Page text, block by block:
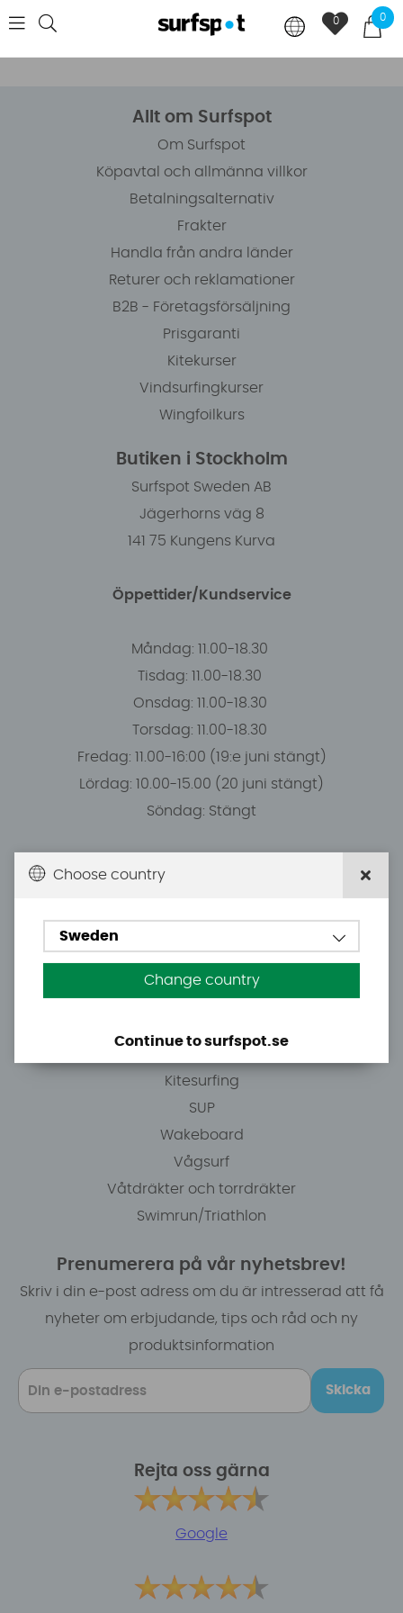
0
0
Allt om Surfspot
Om Surfspot
Köpavtal och allmänna villkor
Betalningsalternativ
Frakter
Handla från andra länder
Returer och reklamationer
B2B - Företagsförsäljning
Prisgaranti
Kitekurser
Vindsurfingkurser
Wingfoilkurs
Butiken i Stockholm
Surfspot Sweden AB
Jägerhorns väg 8
141 75 Kungens Kurva
Öppettider/Kundservice
Måndag: 11.00-18.30
Tisdag: 11.00-18.30
Onsdag: 11.00-18.30
Torsdag: 11.00-18.30
Fredag: 11.00-16:00 (19:e juni stängt)
Lördag: 10.00-15.00 (20 juni stängt)
Söndag: Stängt
Du kan hämta ordrar efter överenskommelse från
E-post: info@surfspot.se
Kitesurfing
SUP
Wakeboard
Vågsurf
Våtdräkter och torrdräkter
Swimrun/Triathlon
Prenumerera på vår nyhetsbrev!
Skriv i din e-post adress om du är intresserad att få
nyheter om erbjudande, tips och råd och ny
produktsinformation
Skicka
Rejta oss gärna
Google
Choose country
Sweden
Change country
Continue to surfspot.se